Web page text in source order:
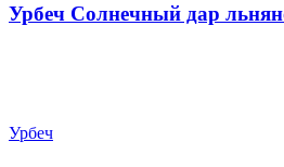
Урбеч Солнечный дар
Урбеч